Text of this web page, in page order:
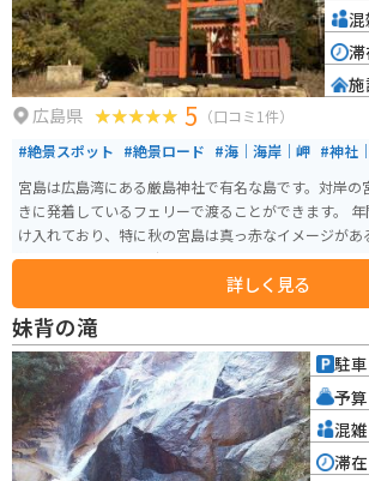
広島県 5 （口コミ1件）
#絶景スポット #絶景ロード #海｜海岸｜岬 #神社
宮島は広島湾にある厳島神社で有名な島です。対岸の
きに発着しているフェリーで渡ることができます。
け入れており、特に秋の宮島は真っ赤なイメージがあ
節としては最も良い時期かもしれません。
詳しく見る
混
滞
施
妹背の滝
駐車
予算
混雑
滞在